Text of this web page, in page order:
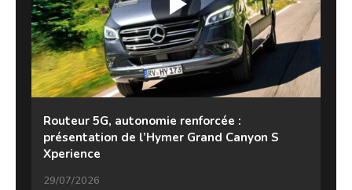
Routeur 5G, autonomie renforcée :
présentation de l’Hymer Grand Canyon S
Xperience
29/07/2026